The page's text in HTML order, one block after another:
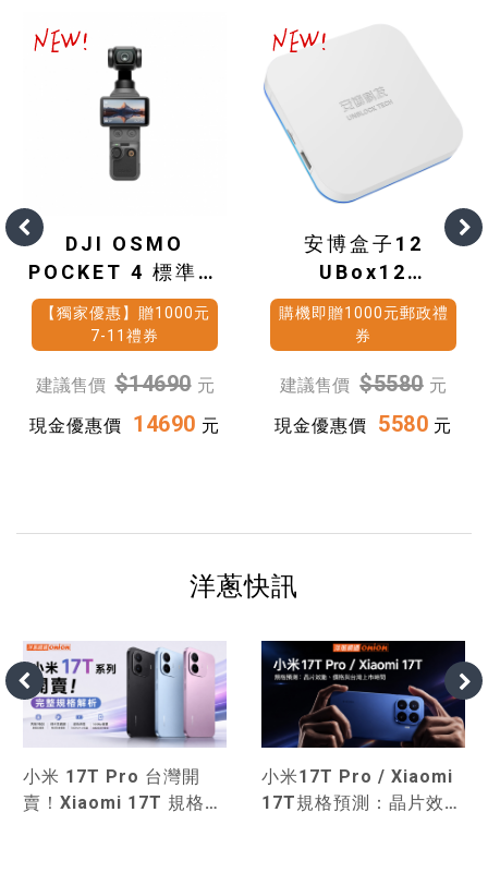
DJI OSMO
POCKET 4 標準套
裝
【獨家優惠】贈1000元
7-11禮券
建議售價 $14690 元
現金優惠價
14690 元
安博盒子12
UBox12
(4G+64G)
購機即贈1000元郵政禮
券
建議售價 $5580 元
現金優惠價
5580 元
洋蔥快訊
小米 17T Pro 台灣開
賣！Xiaomi 17T 規格、
小米17T Pro / Xiaomi
17T規格預測：晶片效